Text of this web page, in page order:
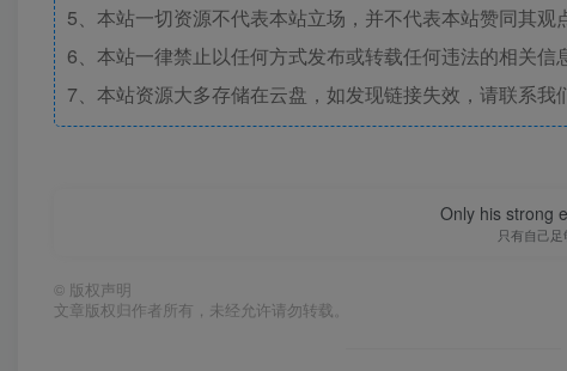
5、本站一切资源不代表本站立场，并不代表本站赞同其观
6、本站一律禁止以任何方式发布或转载任何违法的相关信
7、本站资源大多存储在云盘，如发现链接失效，请联系我
Only his strong
只有自己
© 版权声明
文章版权归作者所有，未经允许请勿转载。